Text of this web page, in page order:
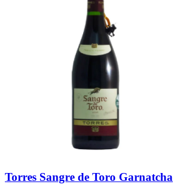
Torres Sangre de Toro Garnatcha